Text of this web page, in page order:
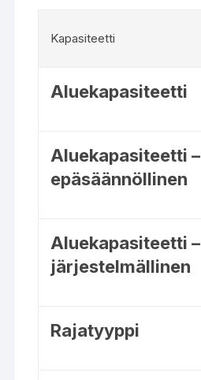
Kapasiteetti
Aluekapasiteetti
Aluekapasiteetti –
epäsäännöllinen
Aluekapasiteetti –
järjestelmällinen
Rajatyyppi